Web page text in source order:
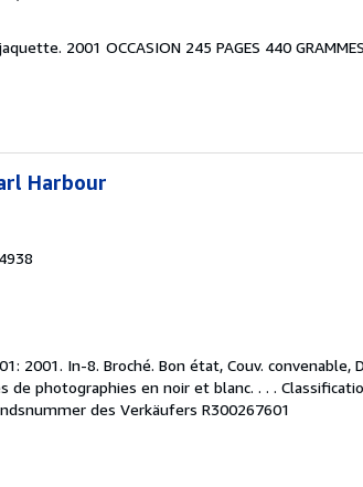
2001 OCCASION 245 PAGES 440
Harbour
2001. In-8. Broché. Bon état, Couv. convenable,
de photographies en noir et blanc. . . .
des Verkäufers R300267601